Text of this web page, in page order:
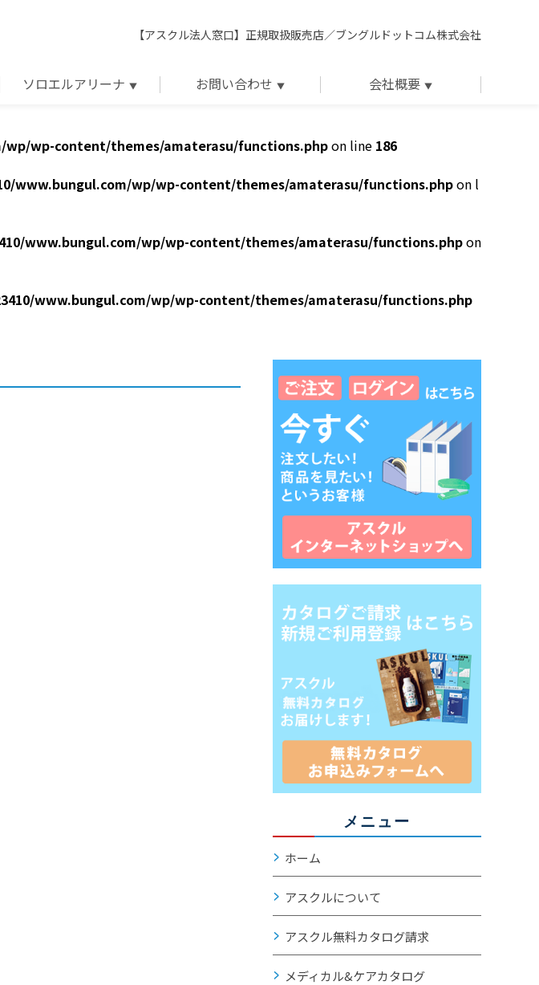
【アスクル法人窓口】正規取扱販売店／ブングルドットコム株式会社
ソロエルアリーナ お問い合わせ 会社概要
wp/wp-content/themes/amaterasu/functions.phpon line 186
www.bungul.com/wp/wp-content/themes/amaterasu/functions.phpon l
www.bungul.com/wp/wp-content/themes/amaterasu/functions.phpon
www.bungul.com/wp/wp-content/themes/amaterasu/functions.php
メニュー
ホーム
アスクルについて
アスクル無料カタログ請求
メディカル&ケアカタログ